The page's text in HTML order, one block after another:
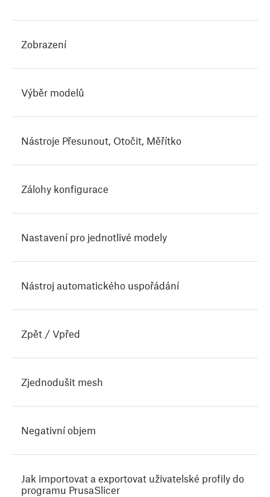
Zobrazení
Výběr modelů
Nástroje Přesunout, Otočit, Měřítko
Zálohy konfigurace
Nastavení pro jednotlivé modely
Nástroj automatického uspořádání
Zpět / Vpřed
Zjednodušit mesh
Negativní objem
Jak importovat a exportovat uživatelské profily do
programu PrusaSlicer